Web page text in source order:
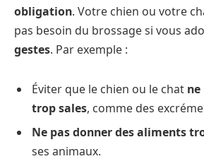
obligation. Votre chien ou votre
pas besoin du brossage si vous
gestes. Par exemple :
Éviter que le chien ou le chat ne
trop sales, comme des
Ne pas donner des aliments
ses animaux.